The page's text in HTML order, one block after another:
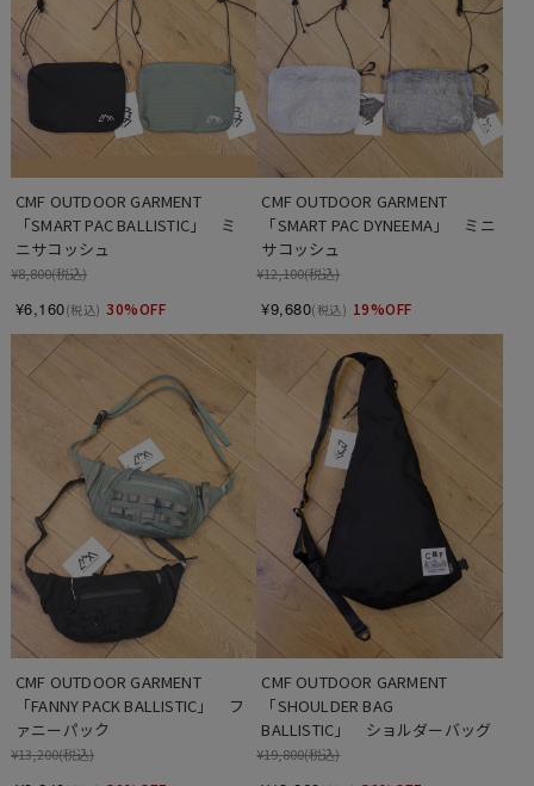
CMF OUTDOOR GARMENT
「SMART PAC BALLISTIC」　ミ
ニサコッシュ
¥8,800(税込)
¥6,160(税込) 30%OFF
CMF OUTDOOR GARMENT
「SMART PAC DYNEEMA」　ミニ
サコッシュ
¥12,100(税込)
¥9,680(税込) 19%OFF
CMF OUTDOOR GARMENT
「FANNY PACK BALLISTIC」　フ
ァニーパック
¥13,200(税込)
CMF OUTDOOR GARMENT
「SHOULDER BAG
BALLISTIC」　ショルダーバッグ
¥19,800(税込)